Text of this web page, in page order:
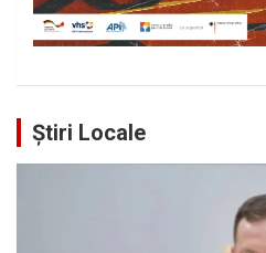
Știri Locale